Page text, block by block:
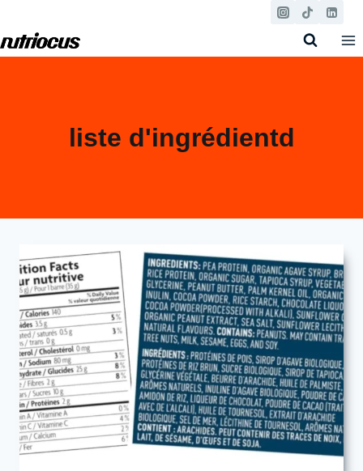
contenu
liste d'ingrédientd